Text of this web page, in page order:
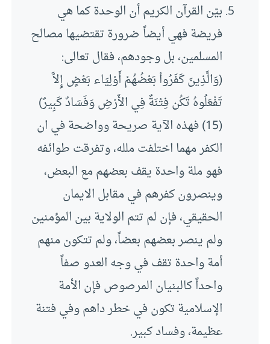
بيّن القرآن الكريم أن الوحدة كما هي
فريضة فهي أيضاً ضرورة تقتضيها مصالح
المسلمين، بل وجودهم، فقال تعالى:
(وَالَّذِينَ كَفَرُواْ بَعْضُهُمْ أَوْلِيَاء بَعْضٍ إِلاَّ
تَفْعَلُوهُ تَكُن فِتْنَةٌ فِي الأَرْضِ وَفَسَادٌ كَبِيرٌ)
(15) فهذه الآية صريحة وواضحة في ان
الكفر مهما اختلفت ملله، وتفرقت طوائفه
فهو ملة واحدة يقف بعضهم مع البعض،
وينصرون كفرهم في مقابل الايمان
الحقيقي، فإن لم تتم الولاية بين المؤمنين
ولم ينصر بعضهم بعضاً، ولم تتكون منهم
أمة واحدة تقف في وجه العدو صفاً
واحداً كالبنيان المرصوص فإن الأمة
الإسلامية تكون في خطر داهم وفي فتنة
عظيمة، وفساد كبير.